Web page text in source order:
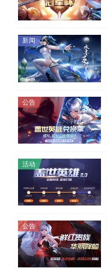
新闻
公告
活动
公告